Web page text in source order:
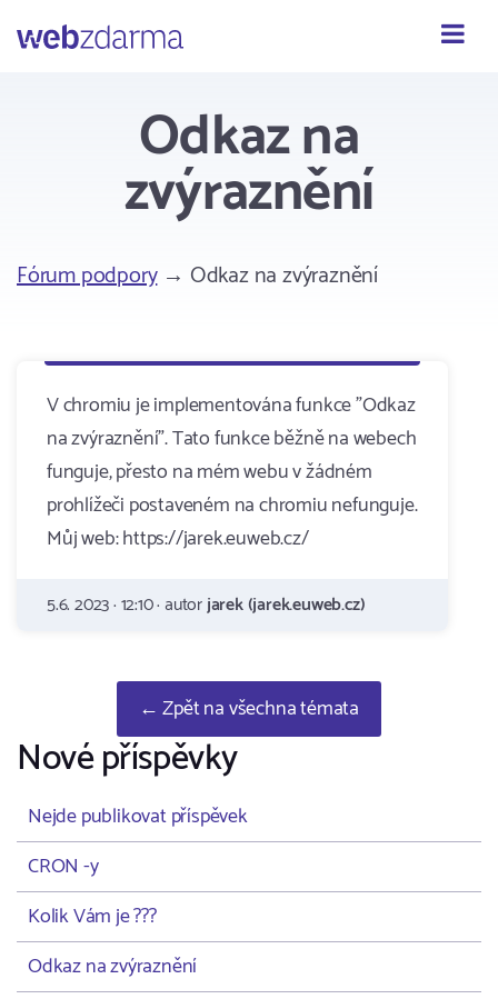
Webzdarma
Odkaz na
zvýraznění
Fórum podpory→ Odkaz na zvýraznění
V chromiu je implementována funkce "Odkaz
na zvýraznění". Tato funkce běžně na webech
funguje, přesto na mém webu v žádném
prohlížeči postaveném na chromiu nefunguje.
Můj web: https://jarek.euweb.cz/
5.6. 2023 · 12:10 · autorjarek (jarek.euweb.cz)
← Zpět na všechna témata
Nové příspěvky
Nejde publikovat příspěvek
CRON -y
Kolik Vám je ???
Odkaz na zvýraznění